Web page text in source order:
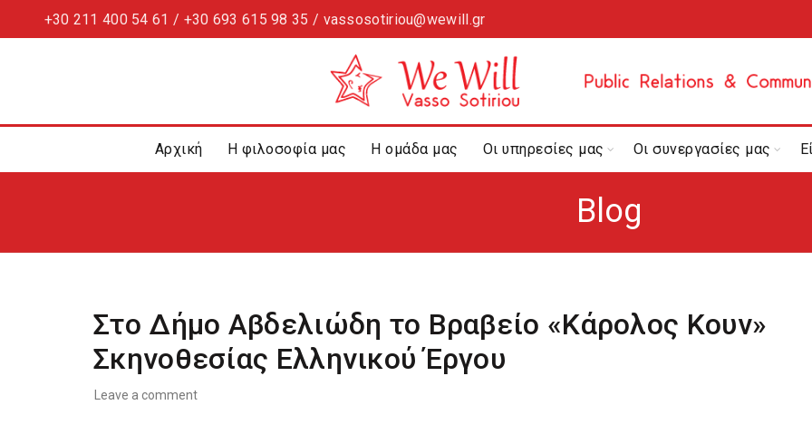
+30 211 400 54 61 / +30 693 615 98 35 / vassosotiriou@wewill.gr
Αρχική Η φιλοσοφία μας Η ομάδα μας Οι υπηρεσίες μας Οι συνεργασίες μας
Blog
Στο Δήμο Αβδελιώδη το Βραβείο «Κάρολος Κουν»
Σκηνοθεσίας Ελληνικού Έργου
Leave a comment